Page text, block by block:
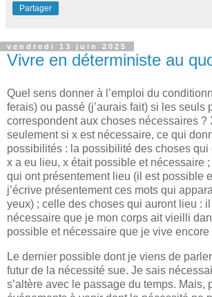
Partager
vendredi 13 juin 2025
Vivre en déterministe au
Quel sens donner à l’emploi du
ferais) ou passé (j’aurais fait) si les seuls
correspondent aux choses nécessaires ?
seulement si x est nécessaire, ce qui
possibilités : la possibilité des choses qui
x a eu lieu, x était possible et nécessaire
qui ont présentement lieu (il est possible
j’écrive présentement ces mots qui
yeux) ; celle des choses qui auront lieu :
nécessaire que je mon corps ait vieilli
possible et nécessaire que je vive encore
Le dernier possible dont je viens de
futur de la nécessité sue. Je sais
s’altère avec le passage du temps. Mais,